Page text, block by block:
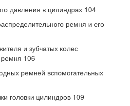
давления в цилиндрах 104
ремня и его
и зубчатых колес
ремня 106
ремней вспомогательных
головки цилиндров 109